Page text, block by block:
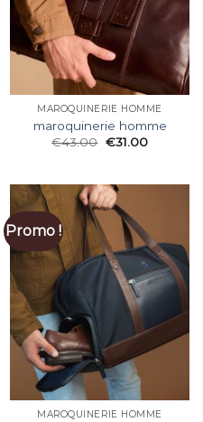
MAROQUINERIE HOMME
maroquinerie homme
€43.00 €31.00
Promo !
MAROQUINERIE HOMME